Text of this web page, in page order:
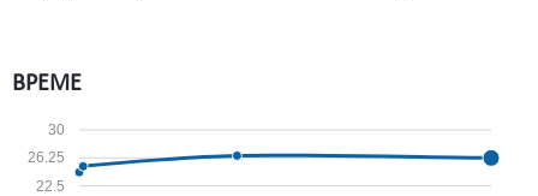
ВРЕМЕ
22.5
26.25
30